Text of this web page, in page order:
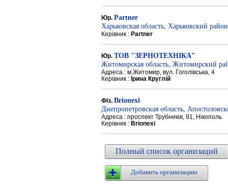
Юр. Partner
Харьковская область, Харьковский район
Керівник : Partner
Юр. ТОВ "ЗЕРНОТЕХНІКА"
Житомирская область, Житомирский
Адреса : м.Житомир, вул. Гоголівська, 4
Керівник : Ірина Круглій
Фіз. Brionexi
Днепропетровская область,
Адреса : проспект Трубників, 91, Нікополь
Керівник : Brionexi
Полный список организаций
Добавить организацию